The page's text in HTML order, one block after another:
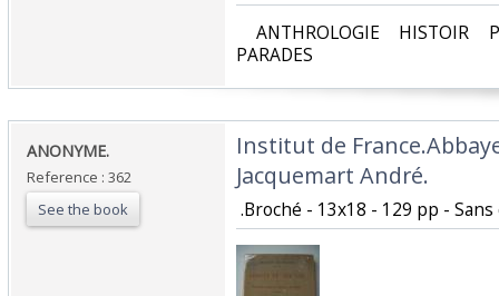
ANTHROLOGIE HISTOIR
PARADES‎
‎ANONYME.‎
Reference : 362
See the book
‎Institut de
Jacquemart André.‎
.Broché - 13x18 - 129 pp - Sans